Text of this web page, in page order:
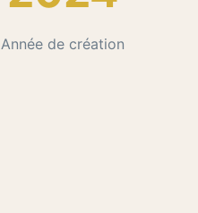
Année de création